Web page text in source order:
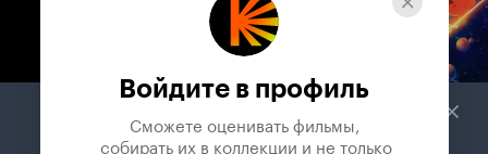
Телепрограмма
Служба поддержки
Войдите в профиль
Сможете оценивать фильмы,
собирать их в коллекции и не только